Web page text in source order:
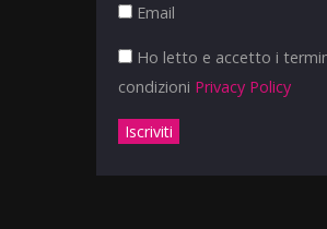
Email
Ho letto e accetto i
condizioni Privacy Policy